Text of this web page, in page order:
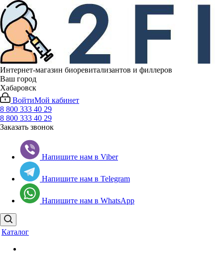
Интернет-магазин биоревитализантов и филлеров
Ваш город
Хабаровск
ВойтиМой кабинет
8 800 333 40 29
8 800 333 40 29
Заказать звонок
Напишите нам в Viber
Напишите нам в Telegram
Напишите нам в WhatsApp
Каталог